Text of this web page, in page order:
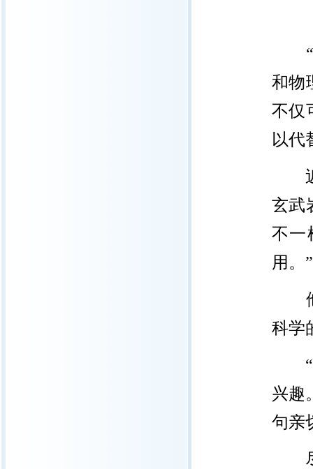
“我
和物
不仅
以代
近
玄武
不一
用。”
他
科学
“B
兴趣
句亲
尽